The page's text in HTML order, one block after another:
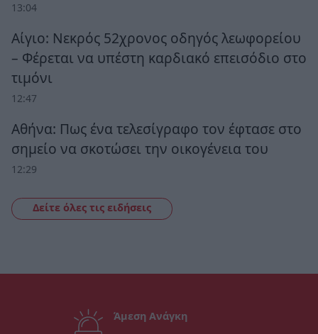
13:04
Αίγιο: Νεκρός 52χρονος οδηγός λεωφορείου
– Φέρεται να υπέστη καρδιακό επεισόδιο στο
τιμόνι
12:47
Αθήνα: Πως ένα τελεσίγραφο τον έφτασε στο
σημείο να σκοτώσει την οικογένεια του
12:29
Δείτε όλες τις ειδήσεις
Άμεση Ανάγκη